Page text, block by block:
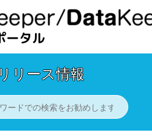
リース情報